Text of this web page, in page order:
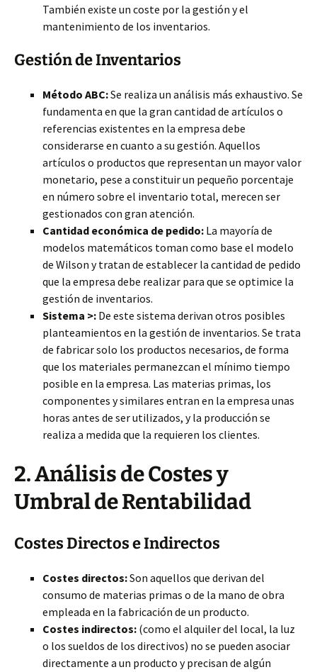
También existe un coste por la gestión y el
mantenimiento de los inventarios.
Gestión de Inventarios
Método ABC:Se realiza un análisis más exhaustivo. Se
fundamenta en que la gran cantidad de artículos o
referencias existentes en la empresa debe
considerarse en cuanto a su gestión. Aquellos
artículos o productos que representan un mayor valor
monetario, pese a constituir un pequeño porcentaje
en número sobre el inventario total, merecen ser
gestionados con gran atención.
Cantidad económica de pedido: La mayoría de
modelos matemáticos toman como base el modelo
de Wilson y tratan de establecer la cantidad de pedido
que la empresa debe realizar para que se optimice la
gestión de inventarios.
Sistema >: De este sistema derivan otros posibles
planteamientos en la gestión de inventarios. Se trata
de fabricar solo los productos necesarios, de forma
que los materiales permanezcan el mínimo tiempo
posible en la empresa. Las materias primas, los
componentes y similares entran en la empresa unas
horas antes de ser utilizados, y la producción se
realiza a medida que la requieren los clientes.
2. Análisis de Costes y
Umbral de Rentabilidad
Costes Directos e Indirectos
Costes directos:Son aquellos que derivan del
consumo de materias primas o de la mano de obra
empleada en la fabricación de un producto.
Costes indirectos: (como el alquiler del local, la luz
o los sueldos de los directivos) no se pueden asociar
directamente a un producto y precisan de algún